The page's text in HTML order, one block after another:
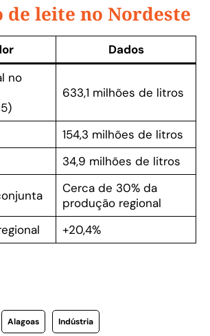
de leite no Nordeste
Dados
no
633,1 milhões de litros
154,3 milhões de litros
34,9 milhões de litros
Cerca de 30% da
produção regional
+20,4%
Alagoas Indústria